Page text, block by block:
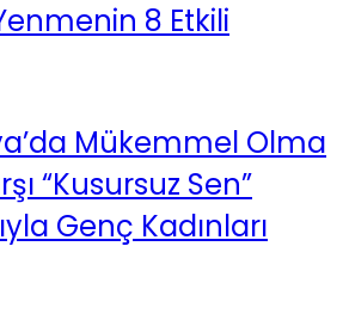
8 Etkili
Mükemmel Olma
“Kusursuz Sen”
Genç Kadınları